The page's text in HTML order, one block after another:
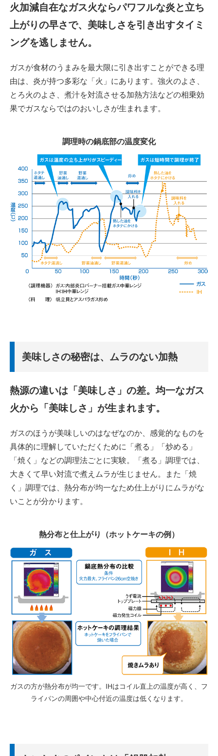
火加減自在なガス火ならパワフルな炎と立ち
上がりの早さで、美味しさを引き出すタイミ
ングを逃しません。
ガスが食材のうまみを最大限に引き出すことができる理
由は、炎が持つ多彩な「火」にあります。強火のよさ、
とろ火のよさ、煮汁を対流させる加熱方法などの相乗効
果でガスならではのおいしさが生まれます。
調理時の鍋底部の温度変化
美味しさの秘密は、ムラのない加熱
熱源の違いは「美味しさ」の差。均一なガス
火から「美味しさ」が生まれます。
ガスのほうが美味しいのはなぜなのか、感覚的なものを
具体的に理解していただくために「煮る」「炒める」
「焼く」などの調理法ごとに実験。「煮る」調理では、
大きくて早い対流で煮えムラが生じません。また「焼
く」調理では、熱分布が均一なため仕上がりにムラがな
いことが分かります。
熱分布と仕上がり（ホットケーキの例）
ガスの方が熱分布が均一です。IHはコイル直上の温度が高く、フ
ライパンの周囲や中心付近の温度は低くなります。